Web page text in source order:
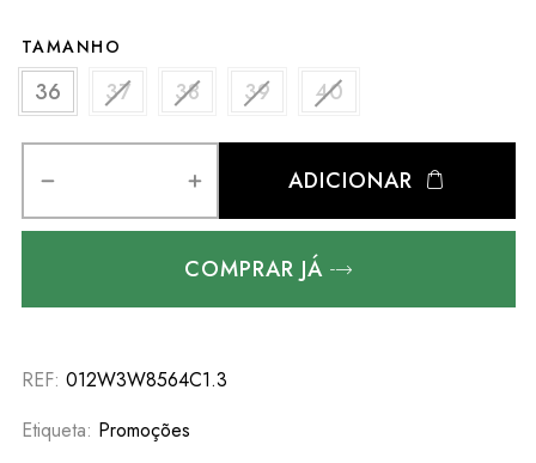
TAMANHO
36 37 38 39 40
ADICIONAR
COMPRAR JÁ
REF: 012W3W8564C1.3
Etiqueta: Promoções